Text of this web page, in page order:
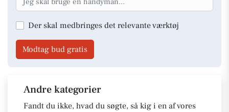
Der skal medbringes det relevante værktøj
Modtag bud gratis
Andre kategorier
Fandt du ikke, hvad du søgte, så kig i en af vores